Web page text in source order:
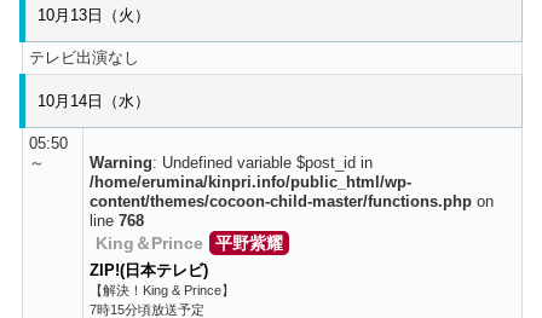
10月13日（火）
テレビ出演なし
10月14日（水）
05:50
～
Warning: Undefined variable $post_id in
/home/erumina/kinpri.info/public_html/wp-
content/themes/cocoon-child-master/functions.php on
line 768
King＆Prince 平野紫耀
ZIP!(日本テレビ)
【解決！King & Prince】
7時15分頃放送予定